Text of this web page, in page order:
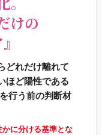
けの
どれだけ離れて
ほど陽性である
行う前の判断材
に分ける基準とな